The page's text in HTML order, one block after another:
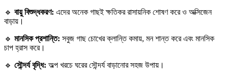
🔹 বায়ু বিশুদ্ধকরণ: এদের অনেক গাছই ক্ষতিকর রাসায়নিক শোষণ করে ও অক্সিজেন
বাড়ায়।
🔹 মানসিক প্রশান্তি: সবুজ গাছ চোখের ক্লান্তি কমায়, মন শান্ত করে এবং মানসিক
চাপ হ্রাস করে।
🔹 সৌন্দর্য বৃদ্ধি: অল্প খরচে ঘরের সৌন্দর্য বাড়ানোর সহজ উপায়।